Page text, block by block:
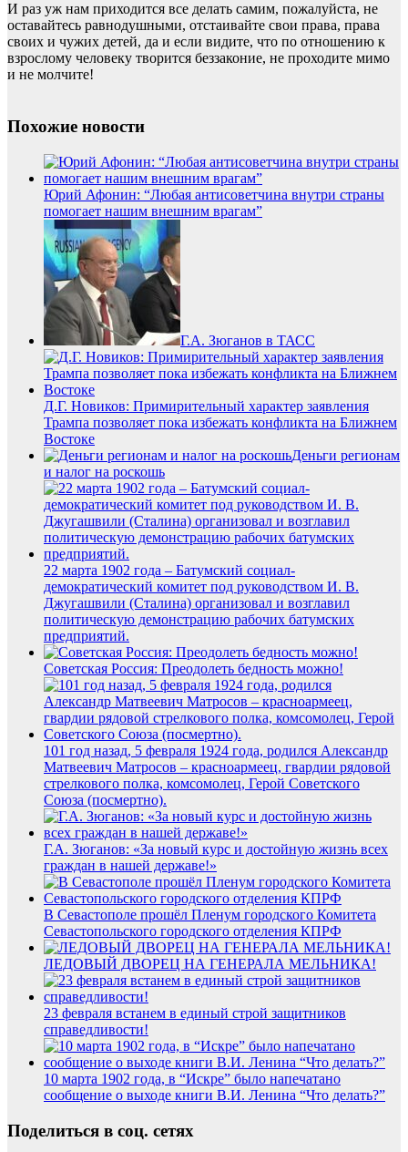
И раз уж нам приходится все делать самим, пожалуйста, не
оставайтесь равнодушными, отстаивайте свои права, права
своих и чужих детей, да и если видите, что по отношению к
взрослому человеку творится беззаконие, не проходите мимо
и не молчите!
Похожие новости
Юрий Афонин: “Любая антисоветчина внутри страны
помогает нашим внешним врагам”
Г.А. Зюганов в ТАСС
Д.Г. Новиков: Примирительный характер заявления
Трампа позволяет пока избежать конфликта на Ближнем
Востоке
Деньги регионам
и налог на роскошь
22 марта 1902 года – Батумский социал-
демократический комитет под руководством И. В.
Джугашвили (Сталина) организовал и возглавил
политическую демонстрацию рабочих батумских
предприятий.
Советская Россия: Преодолеть бедность можно!
101 год назад, 5 февраля 1924 года, родился Александр
Матвеевич Матросов – красноармеец, гвардии рядовой
стрелкового полка, комсомолец, Герой Советского
Союза (посмертно).
Г.А. Зюганов: «За новый курс и достойную жизнь всех
граждан в нашей державе!»
В Севастополе прошёл Пленум городского Комитета
Севастопольского городского отделения КПРФ
ЛЕДОВЫЙ ДВОРЕЦ НА ГЕНЕРАЛА МЕЛЬНИКА!
23 февраля встанем в единый строй защитников
справедливости!
10 марта 1902 года, в “Искре” было напечатано
сообщение о выходе книги В.И. Ленина “Что делать?”
Поделиться в соц. сетях